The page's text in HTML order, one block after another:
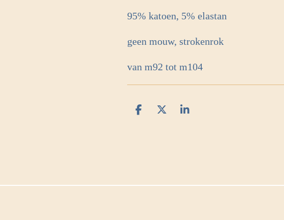
95% katoen, 5% elastan
geen mouw, strokenrok
van m92 tot m104
D
D
S